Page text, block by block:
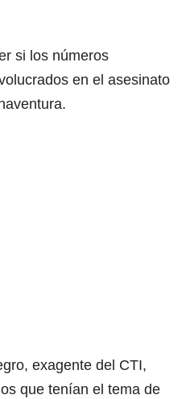
si los números
en el asesinato
exagente del CTI,
que tenían el tema de